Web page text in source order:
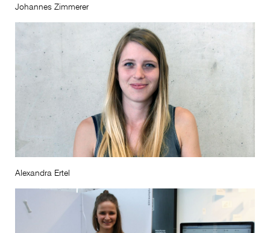
Johannes Zimmerer
Alexandra Ertel